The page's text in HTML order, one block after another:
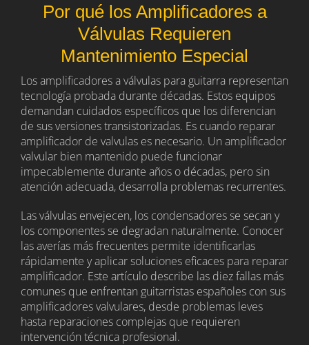
Por qué los Amplificadores a
Válvulas Requieren
Mantenimiento Especial
Los amplificadores a válvulas para guitarra representan
tecnología probada durante décadas. Estos equipos
demandan cuidados específicos que los diferencian
de sus versiones transistorizadas. Es cuando reparar
amplificador de valvulas es necesario. Un amplificador
valvular bien mantenido puede funcionar
impecablemente durante años o décadas, pero sin
atención adecuada, desarrolla problemas recurrentes.
Las válvulas envejecen, los condensadores se secan y
los componentes se degradan naturalmente. Conocer
las averías más frecuentes permite identificarlas
rápidamente y aplicar soluciones eficaces para reparar
amplificador. Este artículo describe las diez fallas más
comunes que enfrentan guitarristas españoles con sus
amplificadores valvulares, desde problemas leves
hasta reparaciones complejas que requieren
intervención técnica profesional.